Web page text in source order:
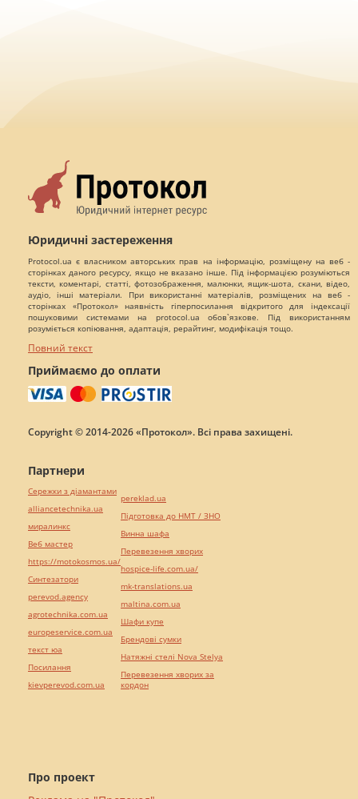
Юридичні застереження
Protocol.ua є власником авторських прав на інформацію, розміщену на веб -
сторінках даного ресурсу, якщо не вказано інше. Під інформацією розуміються
тексти, коментарі, статті, фотозображення, малюнки, ящик-шота, скани, відео,
аудіо, інші матеріали. При використанні матеріалів, розміщених на веб -
сторінках «Протокол» наявність гіперпосилання відкритого для індексації
пошуковими системами на protocol.ua обов`язкове. Під використанням
розуміється копіювання, адаптація, рерайтинг, модифікація тощо.
Повний текст
Приймаємо до оплати
Copyright © 2014-2026 «Протокол». Всі права захищені.
Про проект
Партнери
Сережки з діамантами
alliancetechnika.ua
миралинкс
Веб мастер
https://motokosmos.ua/
Синтезатори
perevod.agency
agrotechnika.com.ua
europeservice.com.ua
текст юа
Посилання
kievperevod.com.ua
pereklad.ua
Підготовка до НМТ / ЗНО
Винна шафа
Перевезення хворих
hospice-life.com.ua/
mk-translations.ua
maltina.com.ua
Шафи купе
Брендові сумки
Натяжні стелі Nova Stelya
Перевезення хворих за
кордон